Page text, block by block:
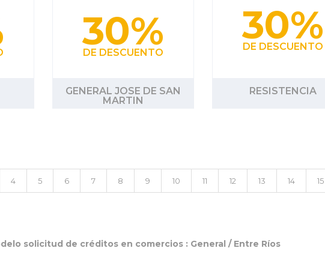
30%
DE DESCUENTO
GENERAL JOSE DE SAN
MARTIN
30%
DE DESCUENTO
RESISTENCIA
4 5 6 7 8 9 10 11 12 13 14 15
solicitud de créditos en comercios : General /Entre Ríos